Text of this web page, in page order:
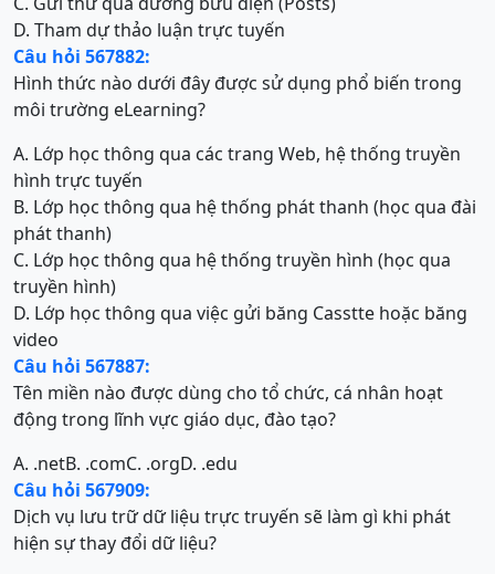
D. Tham dự thảo luận trực tuyến
Câu hỏi 567882:
Hình thức nào dưới đây được sử dụng phổ biến trong
môi trường eLearning?
A. Lớp học thông qua các trang Web, hệ thống truyền
hình trực tuyến
B. Lớp học thông qua hệ thống phát thanh (học qua đài
phát thanh)
C. Lớp học thông qua hệ thống truyền hình (học qua
truyền hình)
D. Lớp học thông qua việc gửi băng Casstte hoặc băng
video
Câu hỏi 567887:
Tên miền nào được dùng cho tổ chức, cá nhân hoạt
động trong lĩnh vực giáo dục, đào tạo?
A. .netB. .comC. .orgD. .edu
Câu hỏi 567909:
Dịch vụ lưu trữ dữ liệu trực truyến sẽ làm gì khi phát
hiện sự thay đổi dữ liệu?